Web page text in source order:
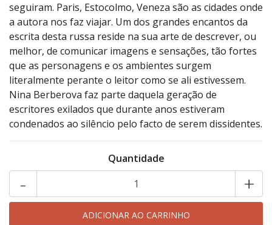
seguiram. Paris, Estocolmo, Veneza são as cidades onde
a autora nos faz viajar. Um dos grandes encantos da
escrita desta russa reside na sua arte de descrever, ou
melhor, de comunicar imagens e sensações, tão fortes
que as personagens e os ambientes surgem
literalmente perante o leitor como se ali estivessem.
Nina Berberova faz parte daquela geração de
escritores exilados que durante anos estiveram
condenados ao silêncio pelo facto de serem dissidentes.
Quantidade
+
-